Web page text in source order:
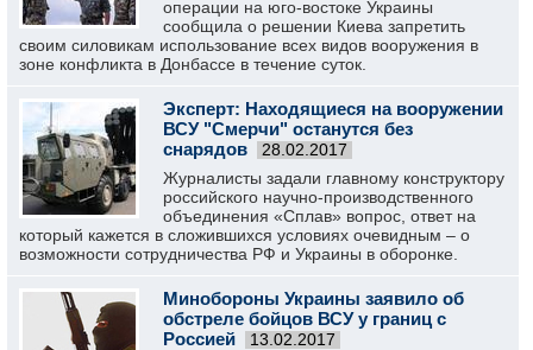
операции на юго-востоке Украины
сообщила о решении Киева запретить
своим силовикам использование всех видов вооружения в
зоне конфликта в Донбассе в течение суток.
Эксперт: Находящиеся на вооружении
ВСУ "Смерчи" останутся без
снарядов
28.02.2017
Журналисты задали главному конструктору
российского научно-производственного
объединения «Сплав» вопрос, ответ на
который кажется в сложившихся условиях очевидным – о
возможности сотрудничества РФ и Украины в оборонке.
Минобороны Украины заявило об
обстреле бойцов ВСУ у границ с
Россией
13.02.2017